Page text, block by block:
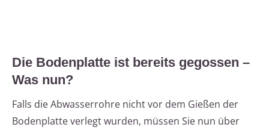
Die Bodenplatte ist bereits gegossen –
Was nun?
Falls die Abwasserrohre nicht vor dem Gießen der
Bodenplatte verlegt wurden, müssen Sie nun über